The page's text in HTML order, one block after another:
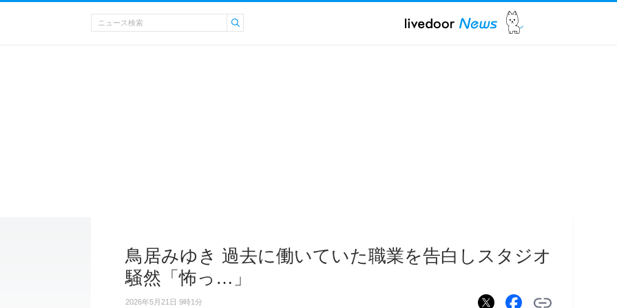
鳥居みゆき 過去に働いていた職業を告白しスタジオ
騒然「怖っ…」
2026年5月21日 9時1分